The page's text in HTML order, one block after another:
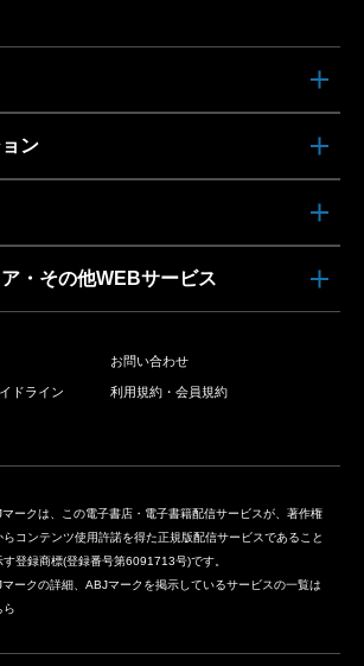
ン
・その他WEBサービス
お問い合わせ
ドライン 利用規約・会員規約
ークは、この電子書店・電子書籍配信サービスが、著作権
らコンテンツ使用許諾を得た正規版配信サービスであること
す登録商標(登録番号第6091713号)です。
ークの詳細、ABJマークを掲示しているサービスの一覧は
ら